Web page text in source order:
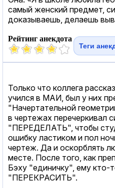
самый женский предмет,
доказываешь, делаешь
Рейтинг анекдота
Теги
Только что коллега
учился в МАИ, был у них
"Начертательной
в чертежах перечеркивал
"ПЕРЕДЕЛАТЬ", чтобы
ошибку ластиком и пол
чертеж. Да и оскорблять
месте. После того, как
Бэху "единичку", ему кто-
"ПЕРЕКРАСИТЬ".